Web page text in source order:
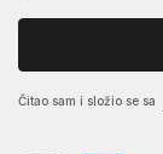
Čitao sam i složio se sa